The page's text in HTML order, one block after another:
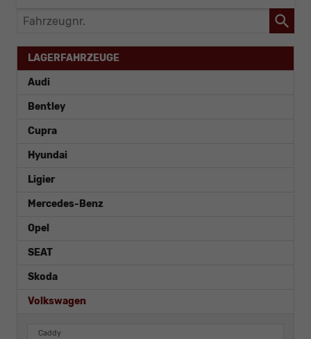
Fahrzeugnr.
LAGERFAHRZEUGE
Audi
Bentley
Cupra
Hyundai
Ligier
Mercedes-Benz
Opel
SEAT
Skoda
Volkswagen
Caddy